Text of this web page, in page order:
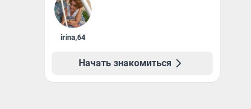
irina,64
Начать знакомиться